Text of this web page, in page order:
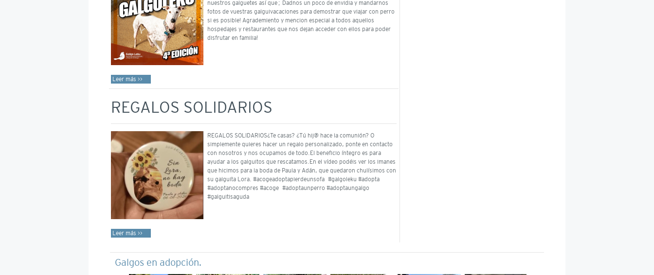
nuestros galguetes así que… Dadnos un poco de envidia y mandarnos
fotos de vuestras galguivacaciones para demostrar que viajar con perro
si es posible! Agrademiento y mencion especial a todos aquellos
hospedajes y restaurantes que nos dejan acceder con ellos para poder
disfrutar en familia!
Leer más >>
REGALOS SOLIDARIOS
REGALOS SOLIDARIOS¿Te casas? ¿Tú hij@ hace la comunión? O
simplemente quieres hacer un regalo personalizado, ponte en contacto
con nosotros y nos ocupamos de todo.El beneficio íntegro es para
ayudar a los galguitos que rescatamos.En el vídeo podéis ver los imanes
que hicimos para la boda de Paula y Adán, que quedaron chulísimos con
su galguita Lora. #acogeadoptapierdeunsofa #galgoleku #adopta
#adoptanocompres #acoge #adoptaunperro #adoptaungalgo
#galguitisaguda
Leer más >>
Galgos en adopción.